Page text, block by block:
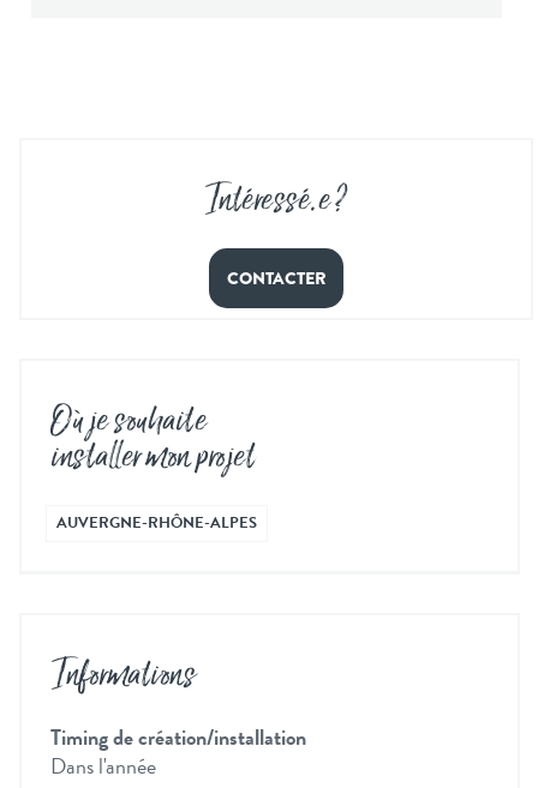
Intéressé.e ?
CONTACTER
Où je souhaite
installer mon projet
AUVERGNE-RHÔNE-ALPES
Informations
Timing de création/installation
Dans l'année